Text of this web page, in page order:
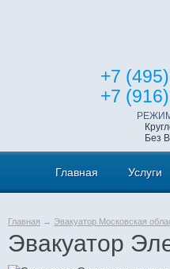
+7
+7
Без
Главная Услуги
Главная → Эвакуатор Московская
Эвакуатор